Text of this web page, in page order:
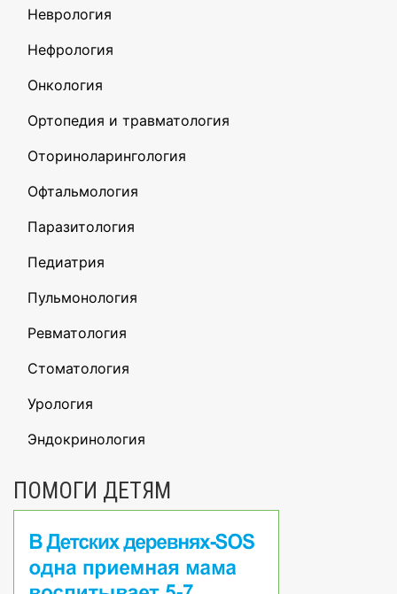
Неврология
Нефрология
Онкология
Ортопедия и травматология
Оториноларингология
Офтальмология
Паразитология
Педиатрия
Пульмонология
Ревматология
Стоматология
Урология
Эндокринология
ПОМОГИ ДЕТЯМ